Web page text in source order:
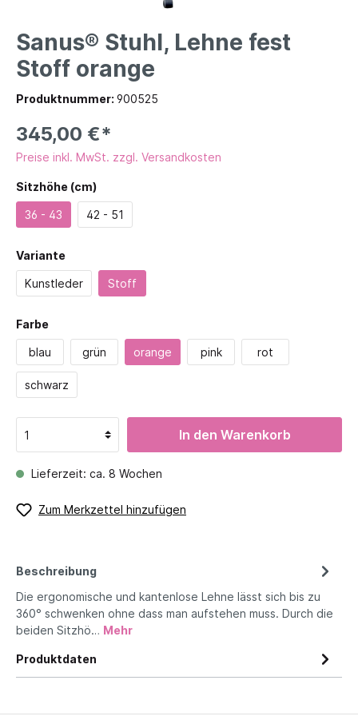
Sanus® Stuhl, Lehne fest
Stoff orange
Produktnummer: 900525
345,00 €*
Preise inkl. MwSt. zzgl. Versandkosten
Sitzhöhe (cm)
36 - 43 42 - 51
Variante
Kunstleder Stoff
Farbe
blau grün orange pink rot
schwarz
In den Warenkorb
Lieferzeit: ca. 8 Wochen
Zum Merkzettel hinzufügen
Beschreibung
Die ergonomische und kantenlose Lehne lässt sich bis zu
360° schwenken ohne dass man aufstehen muss. Durch die
beiden Sitzhö… Mehr
Produktdaten